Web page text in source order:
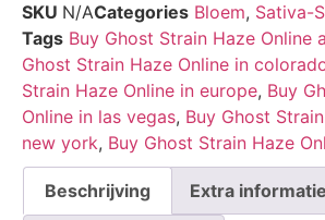
SKU N/ACategories Bloem, Sativa-
Tags Buy Ghost Strain Haze Online
Ghost Strain Haze Online in
Strain Haze Online in europe, Buy
Online in las vegas, Buy Ghost
new york, Buy Ghost Strain Haze
Beschrijving Extra informatie